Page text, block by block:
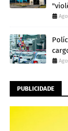
PUBLICIDADE